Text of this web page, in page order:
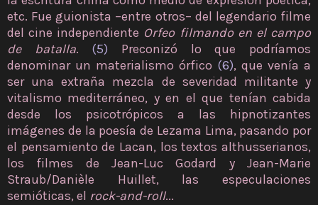
etc. Fue guionista –entre otros– del legendario filme
del cine independiente Orfeo filmando en el campo
de batalla. (5) Preconizó lo que podríamos
denominar un materialismo órfico (6), que venía a
ser una extraña mezcla de severidad militante y
vitalismo mediterráneo, y en el que tenían cabida
desde los psicotrópicos a las hipnotizantes
imágenes de la poesía de Lezama Lima, pasando por
el pensamiento de Lacan, los textos althusserianos,
los filmes de Jean-Luc Godard y Jean-Marie
Straub/Danièle Huillet, las especulaciones
semióticas, el rock-and-roll...